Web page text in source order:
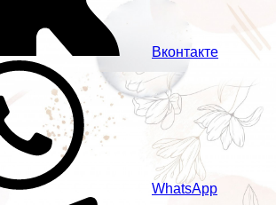
Вконтакте
WhatsApp